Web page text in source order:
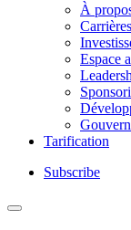
À
Carrières
Espace
Tarification
Subscribe